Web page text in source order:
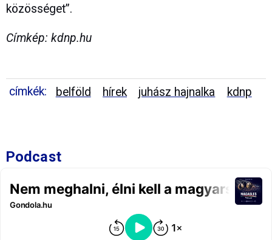
közösséget”.
Címkép: kdnp.hu
címkék: belföld hírek juhász hajnalka kdnp
Podcast